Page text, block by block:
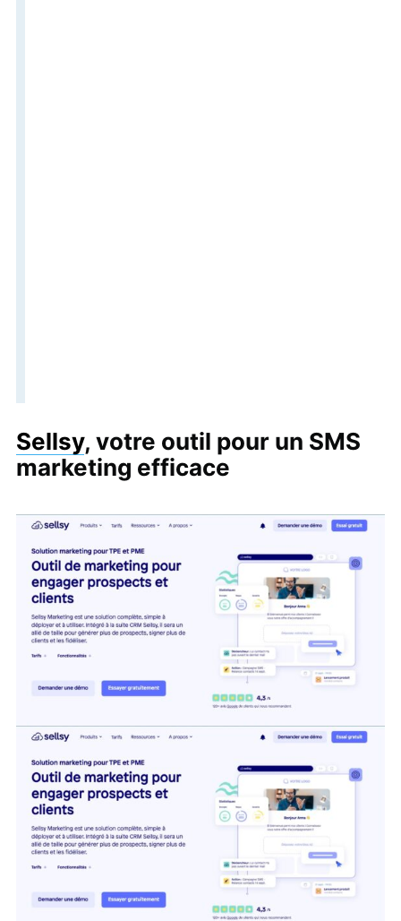
Sellsy, votre outil pour un SMS
marketing efficace